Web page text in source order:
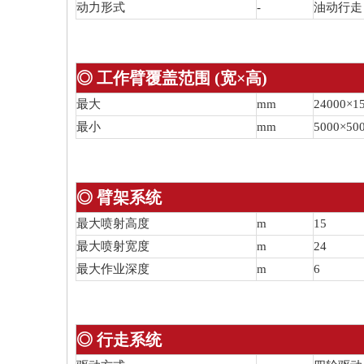
动力形式
- 油动行
◎ 工作臂覆盖范围 (宽×高)
最大 mm
最小
mm
◎ 臂架系统
最大喷射高度 m
15
最大喷射宽度
m
24
最大作业深度
m 6
◎ 行走系统